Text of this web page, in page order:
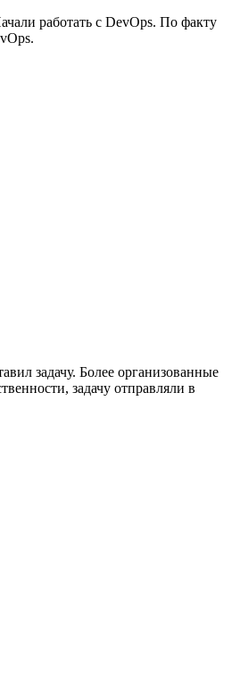
работать с DevOps. По факту
задачу. Более организованные
задачу отправляли в